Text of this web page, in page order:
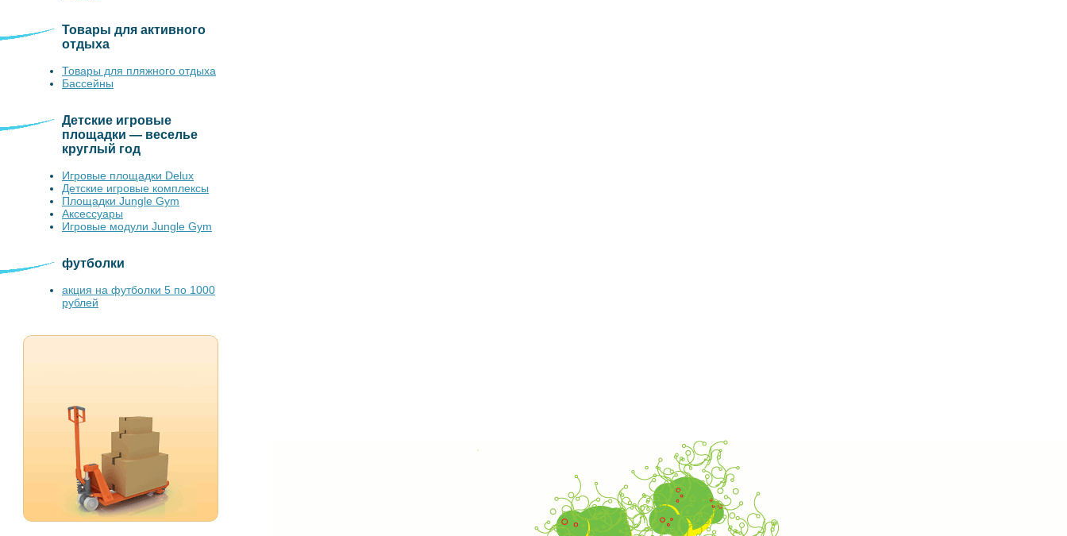
Товары для активного
отдыха
Товары для пляжного отдыха
Бассейны
Детские игровые
площадки — веселье
круглый год
Игровые площадки Delux
Детские игровые комплексы
Площадки Jungle Gym
Аксессуары
Игровые модули Jungle Gym
футболки
акция на футболки 5 по 1000
рублей